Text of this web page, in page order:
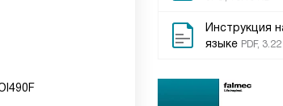
Инструкция
языке PDF,